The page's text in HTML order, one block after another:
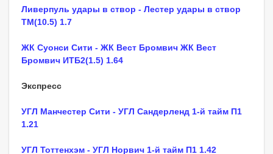
Ливерпуль удары в створ - Лестер удары в створ
ТМ(10.5) 1.7
ЖК Суонси Сити - ЖК Вест Бромвич ЖК Вест
Бромвич ИТБ2(1.5) 1.64
Экспресс
УГЛ Манчестер Сити - УГЛ Сандерленд 1-й тайм П1
1.21
УГЛ Тоттенхэм - УГЛ Норвич 1-й тайм П1 1.42